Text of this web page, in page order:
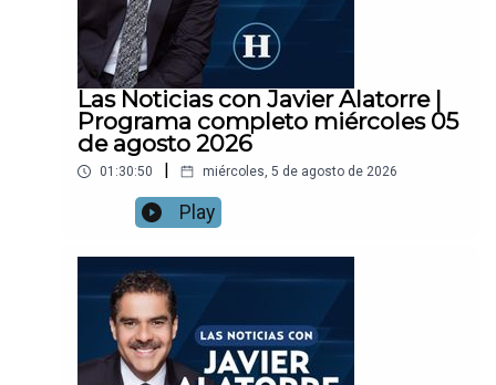
Las Noticias con Javier Alatorre |
Programa completo miércoles 05
de agosto 2026
01:30:50 miércoles, 5 de agosto de 2026
Play